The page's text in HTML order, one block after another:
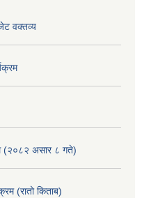
वक्तव्य
(२०८२ असार ८ गते)
(रातो किताब)